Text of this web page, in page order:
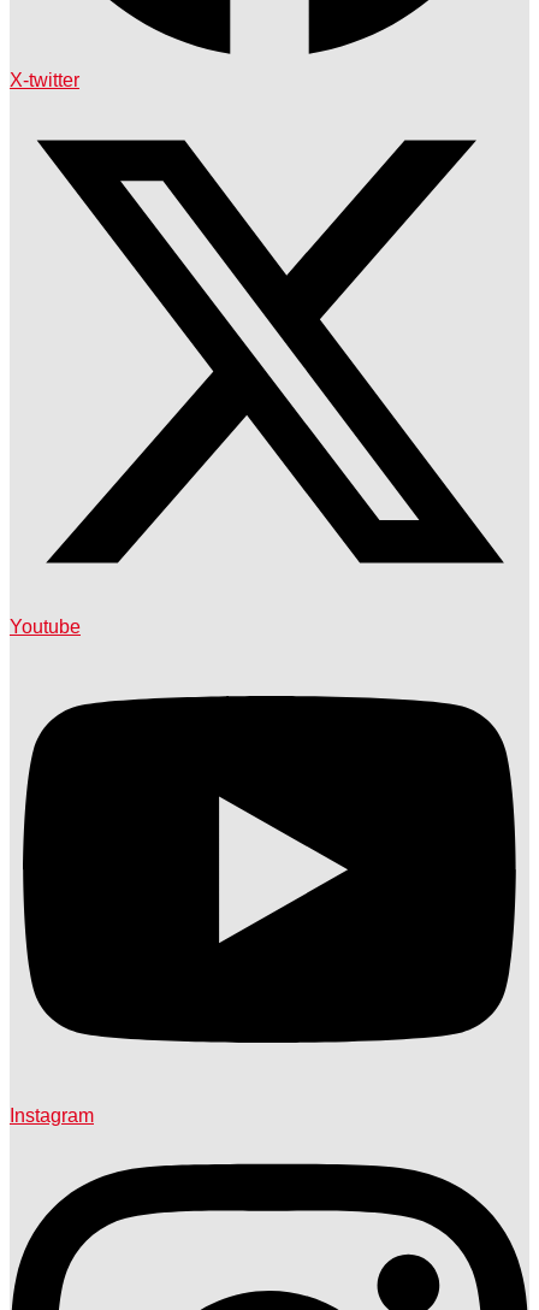
X-twitter
Youtube
Instagram